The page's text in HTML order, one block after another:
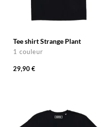
Tee shirt Strange Plant
1 couleur
29,90 €